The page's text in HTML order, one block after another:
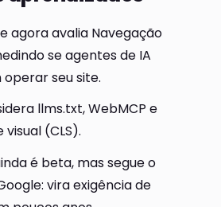
agora avalia Navegação
se agentes de IA
seu site.
llms.txt, WebMCP e
(CLS).
é beta, mas segue o
vira exigência de